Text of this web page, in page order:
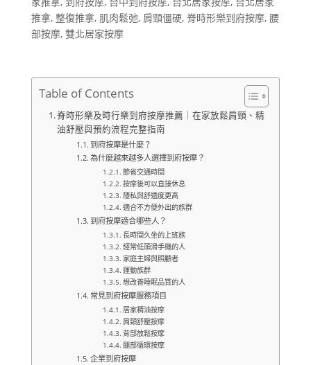
推拿, 整復推拿, 肌肉鬆弛, 肩頸僵硬, 脊時形樂到府按摩, 腰
部按摩, 雙北居家按摩
Table of Contents
脊時形樂及時行樂到府按摩推薦｜在家放鬆肩頸、精
油舒壓與預約流程完整指南
到府按摩是什麼？
為什麼越來越多人選擇到府按摩？
節省交通時間
按摩後可以直接休息
隱私與舒適度更高
適合不方便外出的族群
到府按摩適合哪些人？
長時間久坐的上班族
經常低頭滑手機的人
家庭主婦與照顧者
運動族群
想改善睡眠品質的人
常見到府按摩服務項目
居家精油按摩
肩頸舒壓按摩
背部放鬆按摩
腿部循環按摩
企業到府按摩